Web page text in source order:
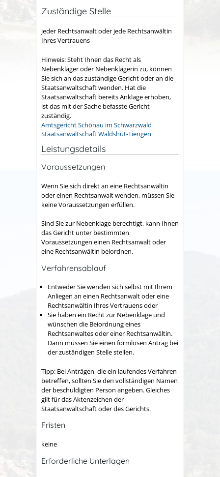
Zuständige Stelle
jeder Rechtsanwalt oder jede Rechtsanwältin
Ihres Vertrauens
Hinweis: Steht Ihnen das Recht als
Nebenkläger oder Nebenklägerin zu, können
Sie sich an das zuständige Gericht oder an die
Staatsanwaltschaft wenden. Hat die
Staatsanwaltschaft bereits Anklage erhoben,
ist das mit der Sache befasste Gericht
zuständig.
Amtsgericht Schönau im Schwarzwald
Staatsanwaltschaft Waldshut-Tiengen
Leistungsdetails
Voraussetzungen
Wenn Sie sich direkt an eine Rechtsanwältin
oder einen Rechtsanwalt wenden, müssen Sie
keine Voraussetzungen erfüllen.
Sind Sie zur Nebenklage berechtigt, kann Ihnen
das Gericht unter bestimmten
Voraussetzungen einen Rechtsanwalt oder
eine Rechtsanwältin beiordnen.
Verfahrensablauf
Entweder Sie wenden sich selbst mit Ihrem
Anliegen an einen Rechtsanwalt oder eine
Rechtsanwältin Ihres Vertrauens oder
Sie haben ein Recht zur Nebenklage und
wünschen die Beiordnung eines
Rechtsanwaltes oder einer Rechtsanwältin.
Dann müssen Sie einen formlosen Antrag bei
der zuständigen Stelle stellen.
Tipp: Bei Anträgen, die ein laufendes Verfahren
betreffen, sollten Sie den vollständigen Namen
der beschuldigten Person angeben. Gleiches
gilt für das Aktenzeichen der
Staatsanwaltschaft oder des Gerichts.
Fristen
keine
Erforderliche Unterlagen